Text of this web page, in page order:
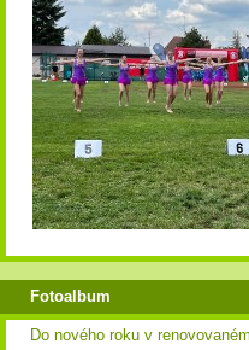
Fotoalbum
Do nového roku v renovovaném